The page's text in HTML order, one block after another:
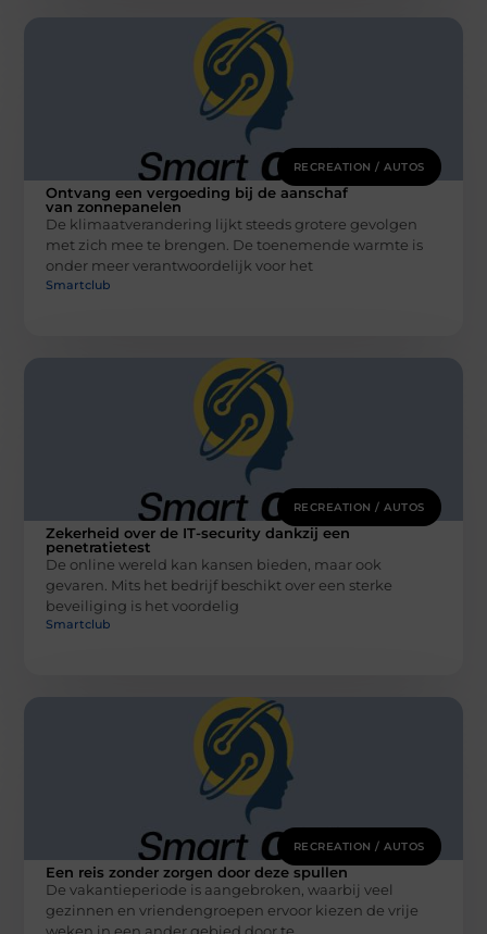
RECREATION / AUTOS
Ontvang een vergoeding bij de aanschaf
van zonnepanelen
De klimaatverandering lijkt steeds grotere gevolgen
met zich mee te brengen. De toenemende warmte is
onder meer verantwoordelijk voor het
Smartclub
RECREATION / AUTOS
Zekerheid over de IT-security dankzij een
penetratietest
De online wereld kan kansen bieden, maar ook
gevaren. Mits het bedrijf beschikt over een sterke
beveiliging is het voordelig
Smartclub
RECREATION / AUTOS
Een reis zonder zorgen door deze spullen
De vakantieperiode is aangebroken, waarbij veel
gezinnen en vriendengroepen ervoor kiezen de vrije